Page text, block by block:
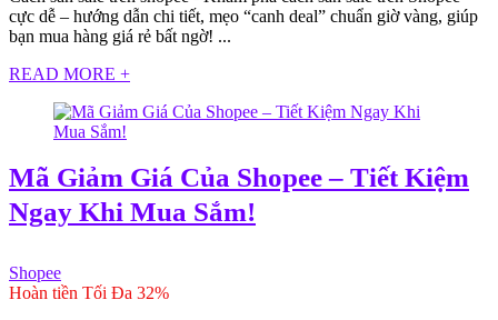
cực dễ – hướng dẫn chi tiết, mẹo “canh deal” chuẩn giờ vàng, giúp
bạn mua hàng giá rẻ bất ngờ! ...
READ MORE +
Mã Giảm Giá Của Shopee – Tiết Kiệm
Ngay Khi Mua Sắm!
Shopee
Hoàn tiền Tối Đa 32%